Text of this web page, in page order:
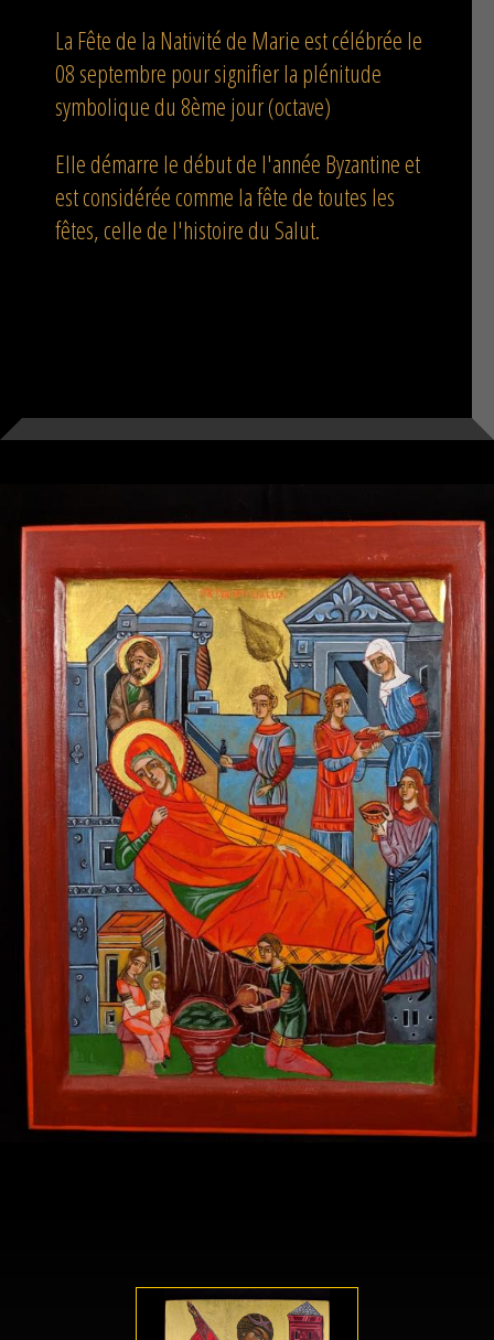
La Fête de la Nativité de Marie est célébrée le
08 septembre pour signifier la plénitude
symbolique du 8ème jour (octave)
Elle démarre le début de l'année Byzantine et
est considérée comme la fête de toutes les
fêtes, celle de l'histoire du Salut.